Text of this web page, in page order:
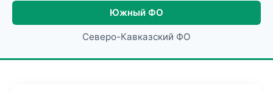
Южный ФО
Северо-Кавказский ФО